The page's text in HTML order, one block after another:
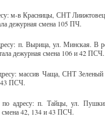
м-в Красницы, СНТ
дежурная смена 105 ПЧ.
п. Вырица, ул. Минская. В
дежурная смена 106 и 42 ПСЧ.
массив Чаща, СНТ Зеленый
43 ПСЧ.
п. Тайцы, ул.
смена 42, 134 и 43 ПСЧ.